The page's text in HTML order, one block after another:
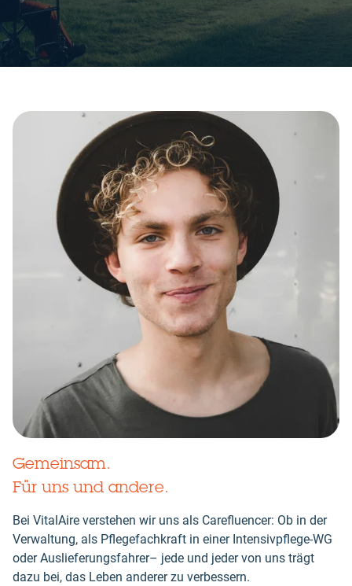
Gemeinsam.
Für uns und andere.
Bei VitalAire verstehen wir uns als Carefluencer: Ob in der
Verwaltung, als Pflegefachkraft in einer Intensivpflege-WG
oder Auslieferungsfahrer– jede und jeder von uns trägt
dazu bei, das Leben anderer zu verbessern.